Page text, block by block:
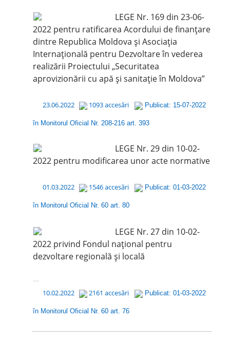
LEGE Nr. 169 din 23-06-
2022 pentru ratificarea Acordului de finanțare
dintre Republica Moldova și Asociația
Internațională pentru Dezvoltare în vederea
realizării Proiectului „Securitatea
aprovizionării cu apă și sanitație în Moldova”
23.06.2022 1093 accesări Publicat: 15-07-2022
în Monitorul Oficial Nr. 208-216 art. 393
LEGE Nr. 29 din 10-02-
2022 pentru modificarea unor acte normative
01.03.2022 1546 accesări Publicat: 01-03-2022
în Monitorul Oficial Nr. 60 art. 80
LEGE Nr. 27 din 10-02-
2022 privind Fondul național pentru
dezvoltare regională și locală
...
10.02.2022 2161 accesări Publicat: 01-03-2022
în Monitorul Oficial Nr. 60 art. 76